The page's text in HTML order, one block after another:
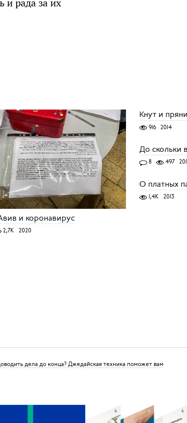
и рада за их
и коронавирус
2,7K 2020
Кнут и
916 2014
До скольки
8 497
О платных
1,4K 2013
дела до конца? Джедайская техника поможет вам